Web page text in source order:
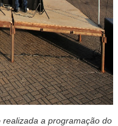
a programação do